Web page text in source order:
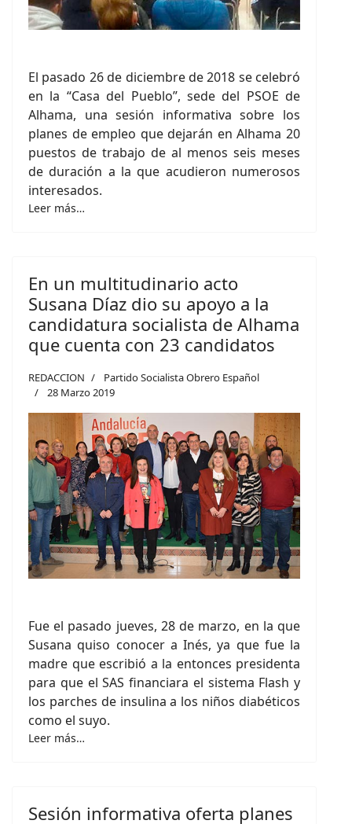
El pasado 26 de diciembre de 2018 se celebró
en la “Casa del Pueblo”, sede del PSOE de
Alhama, una sesión informativa sobre los
planes de empleo que dejarán en Alhama 20
puestos de trabajo de al menos seis meses
de duración a la que acudieron numerosos
interesados.
Leer más…
En un multitudinario acto
Susana Díaz dio su apoyo a la
candidatura socialista de Alhama
que cuenta con 23 candidatos
REDACCION
Partido Socialista Obrero Español
28 Marzo 2019
Fue el pasado jueves, 28 de marzo, en la que
Susana quiso conocer a Inés, ya que fue la
madre que escribió a la entonces presidenta
para que el SAS financiara el sistema Flash y
los parches de insulina a los niños diabéticos
como el suyo.
Leer más…
Sesión informativa oferta planes